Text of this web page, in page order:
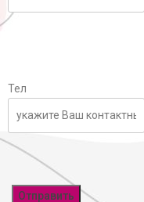
Тел
Отправить